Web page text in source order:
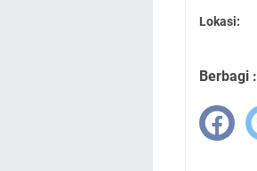
Lokasi:
Berbagi :